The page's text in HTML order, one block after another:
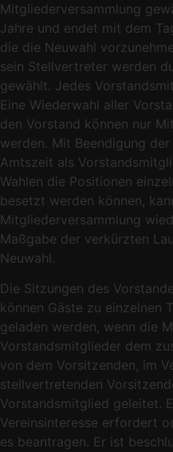
Mitgliederversammlung
Jahre und endet mit dem
die die Neuwahl
sein Stellvertreter werden
gewählt. Jedes
Eine Wiederwahl aller
den Vorstand können nur
werden. Mit Beendigung
Amtszeit als
Wahlen die Positionen
besetzt werden können,
Mitgliederversammlung
Maßgabe der verkürzten
Neuwahl.
Die Sitzungen des
können Gäste zu einzelnen
geladen werden, wenn die
Vorstandsmitglieder dem
von dem Vorsitzenden, im
stellvertretenden
Vorstandsmitglied geleitet.
Vereinsinteresse erfordert
es beantragen. Er ist